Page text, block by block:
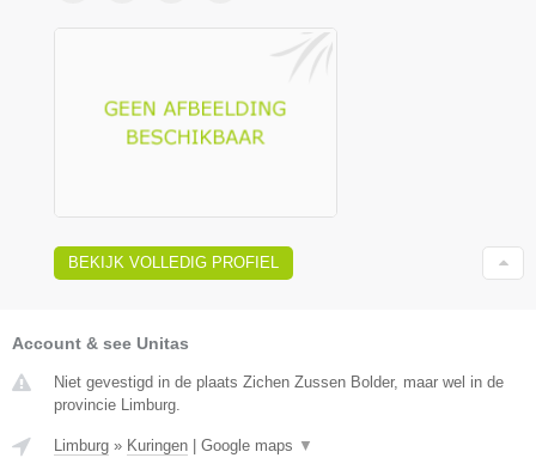
BEKIJK VOLLEDIG PROFIEL
Account & see Unitas
Niet gevestigd in de plaats Zichen Zussen Bolder, maar wel in de
provincie Limburg.
Limburg » Kuringen Google maps ▼